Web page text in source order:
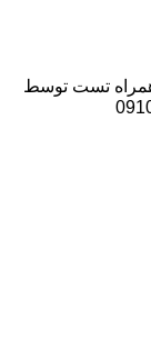
همراه تست توسط